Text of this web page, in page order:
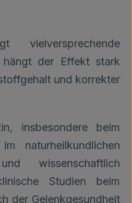
vielversprechende
hängt der Effekt stark
und korrekter
insbesondere beim
naturheilkundlichen
wissenschaftlich
Studien beim
der Gelenkgesundheit